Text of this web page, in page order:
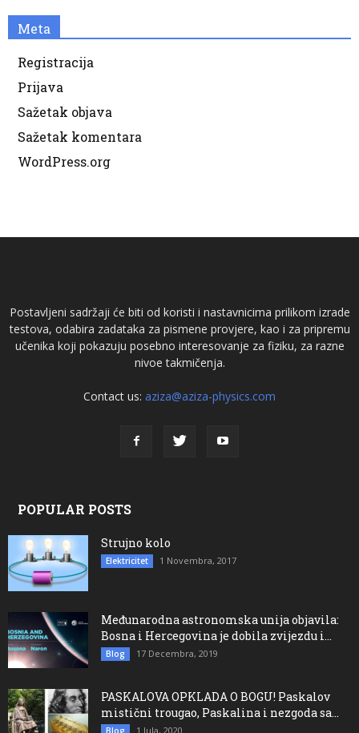
Meta
Registracija
Prijava
Sažetak objava
Sažetak komentara
WordPress.org
Postavljeni sadržaji će biti od koristi i nastavnicima prilikom izrade
testova, odabira zadataka za pismene provjere, kao i za pripremu
učenika koji pokazuju posebno interesovanje za fiziku, za razne
nivoe takmičenja.
Contact us: aziza@aziza-physics.com
POPULAR POSTS
Strujno kolo
Elektricitet 1 Novembra, 2017
Međunarodna astronomska unija objavila:
Bosna i Hercegovina je dobila zvijezdu i...
Blog 17 Decembra, 2019
PASKALOVA OPKLADA O BOGU! Paskalov
mistični trougao, Paskalina i nezgoda sa...
1 Jula, 2020